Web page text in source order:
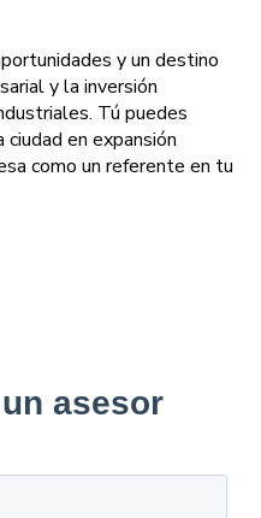
y un destino
y la inversión
Tú puedes
en expansión
como un referente en tu